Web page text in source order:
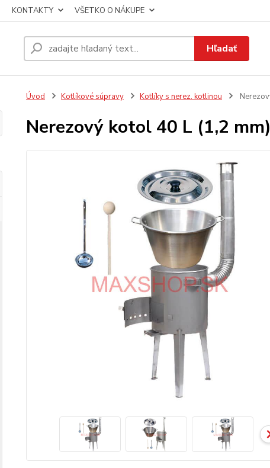
KONTAKTY VŠETKO O NÁKUPE
Hľadať
Úvod Kotlíkové súpravy Kotlíky s nerez. kotlinou
Nerezový kotol 40 L (1,2